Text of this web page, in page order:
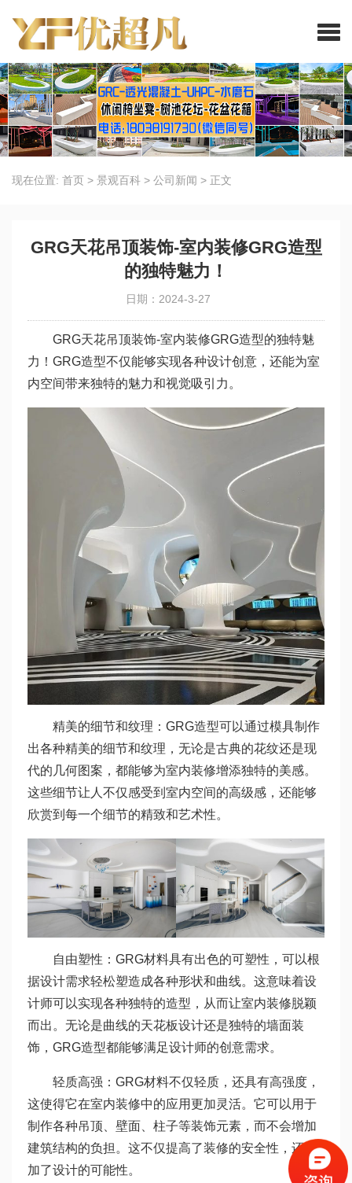
现在位置: 首页 > 景观百科 > 公司新闻 > 正文
GRG天花吊顶装饰-室内装修GRG造型
的独特魅力！
日期：2024-3-27
GRG天花吊顶装饰-室内装修GRG造型的独特魅
力！GRG造型不仅能够实现各种设计创意，还能为室
内空间带来独特的魅力和视觉吸引力。
精美的细节和纹理：GRG造型可以通过模具制作
出各种精美的细节和纹理，无论是古典的花纹还是现
代的几何图案，都能够为室内装修增添独特的美感。
这些细节让人不仅感受到室内空间的高级感，还能够
欣赏到每一个细节的精致和艺术性。
自由塑性：GRG材料具有出色的可塑性，可以根
据设计需求轻松塑造成各种形状和曲线。这意味着设
计师可以实现各种独特的造型，从而让室内装修脱颖
而出。无论是曲线的天花板设计还是独特的墙面装
饰，GRG造型都能够满足设计师的创意需求。
轻质高强：GRG材料不仅轻质，还具有高强度，
这使得它在室内装修中的应用更加灵活。它可以用于
制作各种吊顶、壁面、柱子等装饰元素，而不会增加
建筑结构的负担。这不仅提高了装修的安全性，还增
加了设计的可能性。